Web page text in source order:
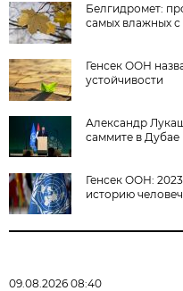
Белгидромет:
самых влажных с
Генсек ООН
устойчивости
Александр
саммите в Дубае
Генсек ООН:
историю
09.08.2026 08:40